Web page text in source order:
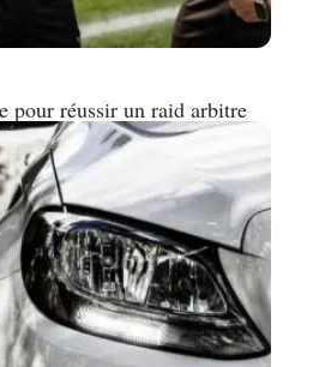
pour réussir un raid arbitre